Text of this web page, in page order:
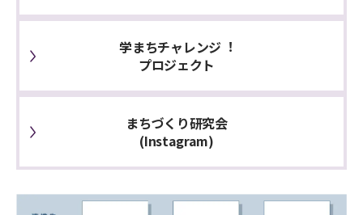
学まちチャレンジ︕
プロジェクト
まちづくり研究会
(Instagram)